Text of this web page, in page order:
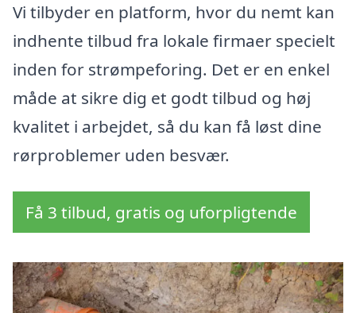
Vi tilbyder en platform, hvor du nemt kan
indhente tilbud fra lokale firmaer specielt
inden for strømpeforing. Det er en enkel
måde at sikre dig et godt tilbud og høj
kvalitet i arbejdet, så du kan få løst dine
rørproblemer uden besvær.
Få 3 tilbud, gratis og uforpligtende